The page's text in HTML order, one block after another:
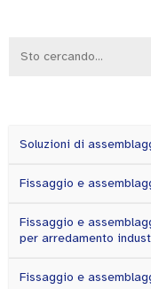
Soluzioni di
Fissaggio e
Fissaggio e
per arredamento
Fissaggio e